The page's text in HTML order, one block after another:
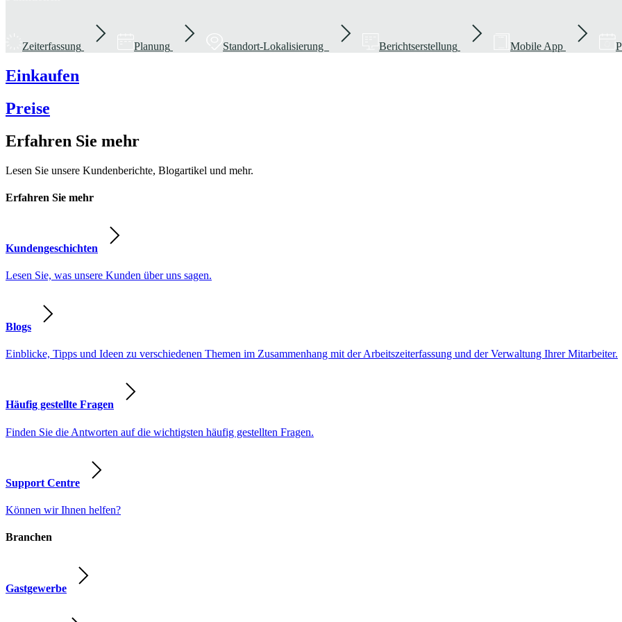
Zeiterfassung Planung Standort-Lokalisierung Berichtserstellung Mobile App
Einkaufen
Preise
Erfahren Sie mehr
Lesen Sie unsere Kundenberichte, Blogartikel und mehr.
Erfahren Sie mehr
Kundengeschichten
Lesen Sie, was unsere Kunden über uns sagen.
Blogs
Einblicke, Tipps und Ideen zu verschiedenen Themen im Zusammenhang mit der Arbeitszeiterfassung und der Verwaltung Ihrer Mitarbeiter.
Häufig gestellte Fragen
Finden Sie die Antworten auf die wichtigsten häufig gestellten Fragen.
Support Centre
Können wir Ihnen helfen?
Branchen
Gastgewerbe